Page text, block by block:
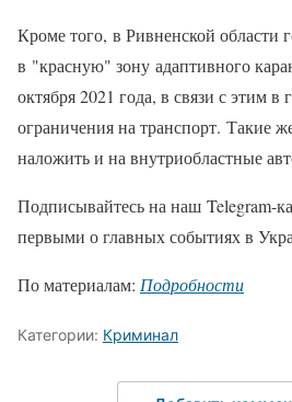
Кроме того, в Ривненской области
в "красную" зону адаптивного
октября 2021 года, в связи с этим в
ограничения на транспорт. Такие
наложить и на внутриобластные
Подписывайтесь на наш Telegram-
первыми о главных событиях в
По материалам: Подробности
Категории: Криминал